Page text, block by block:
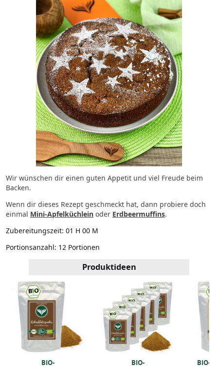
Wir wünschen dir einen guten Appetit und viel Freude beim
Backen.
Wenn dir dieses Rezept geschmeckt hat, dann probiere doch
einmal Mini-Apfelküchlein oder Erdbeermuffins.
Zubereitungszeit: 01 H 00 M
Portionsanzahl: 12 Portionen
Produktideen
BIO- BIO- BIO-